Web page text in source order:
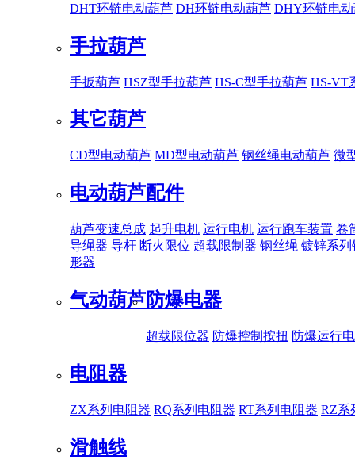
DHT环链电动葫芦 DH环链电动葫芦 DHY环链电
手拉葫芦
手扳葫芦 HSZ型手拉葫芦 HS-C型手拉葫芦 HS-VT
其它葫芦
CD型电动葫芦 MD型电动葫芦 钢丝绳电动葫芦 微
电动葫芦配件
葫芦变速总成 起升电机 运行电机 运行跑车装置 卷
导绳器 导杆 断火限位 超载限制器 钢丝绳 镀锌系列
形器
气动葫芦防爆电器
超载限位器 防爆控制按扭 防爆运行
电阻器
ZX系列电阻器 RQ系列电阻器 RT系列电阻器 RZ系
滑触线